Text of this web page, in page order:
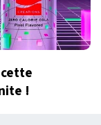
!